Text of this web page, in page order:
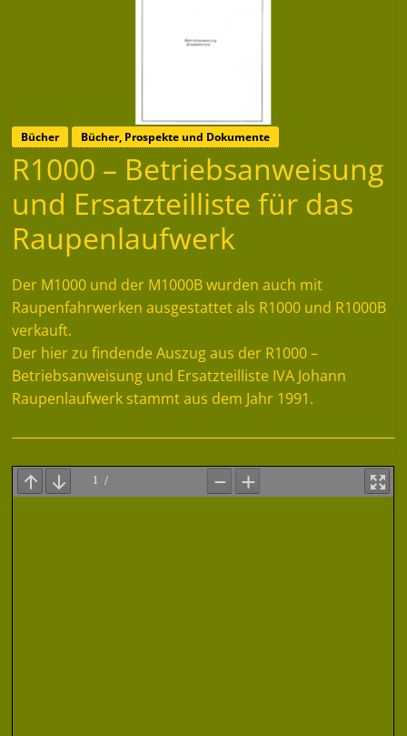
Bücher Bücher, Prospekte und Dokumente
R1000 – Betriebsanweisung
und Ersatzteilliste für das
Raupenlaufwerk
Der M1000 und der M1000B wurden auch mit
Raupenfahrwerken ausgestattet als R1000 und R1000B
verkauft.
Der hier zu findende Auszug aus der R1000 –
Betriebsanweisung und Ersatzteilliste IVA Johann
Raupenlaufwerk stammt aus dem Jahr 1991.